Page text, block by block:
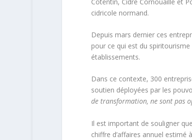
cidricole normand.
Depuis mars dernier ces
pour ce qui est du spiritourisme
établissements.
Dans ce contexte, 300
soutien déployées par les
de transformation, ne sont pas
Il est important de souligner
chiffre d’affaires annuel estimé